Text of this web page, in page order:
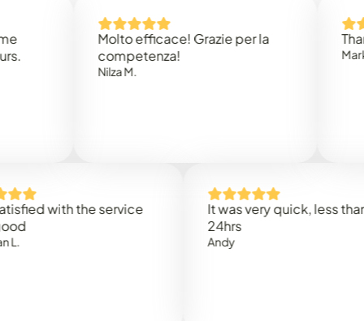
Molto efficace! Grazie per la
competenza!
Nilza M.
Thank
Mark N.
with the service
It was very quick, less than